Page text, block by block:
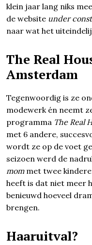
klein jaar lang niks
de website under
naar wat het
The Real
Amsterdam
Tegenwoordig is ze
modewerk én neemt
programma The Real
met 6 andere,
wordt ze op de voet
seizoen werd de
mom met twee
heeft is dat niet meer
benieuwd hoeveel
brengen.
Haaruitval?